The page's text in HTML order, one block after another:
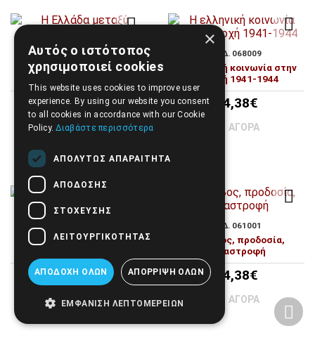
ΚΩΔ. 061002
Η Ελλάδα μεταξύ πολέμου
14,38€
ΑΓΟΡΆ
ΚΩΔ. 068009
Η ελληνική κοινωνία στην
Κατοχή 1941-1944
14,38€
ΑΓΟΡΆ
Το προσωπείο και το
14,38€
ΑΓΟΡΆ
ΚΩΔ. 061001
Θρίαμβος, προδοσία,
καταστροφή
14,38€
ΑΓΟΡΆ
×
Αυτός ο ιστότοπος
χρησιμοποιεί cookies
This website uses cookies to improve user
experience. By using our website you consent
to all cookies in accordance with our Cookie
Policy.Διαβάστε περισσότερα
ΑΠΟΛΎΤΩΣ ΑΠΑΡΑΊΤΗΤΑ
ΑΠΌΔΟΣΗΣ
ΣΤΌΧΕΥΣΗΣ
ΛΕΙΤΟΥΡΓΙΚΌΤΗΤΑΣ
ΑΠΟΔΟΧΉ ΌΛΩΝ ΑΠΌΡΡΙΨΗ ΌΛΩΝ
ΕΜΦΆΝΙΣΗ ΛΕΠΤΟΜΕΡΕΙΏΝ